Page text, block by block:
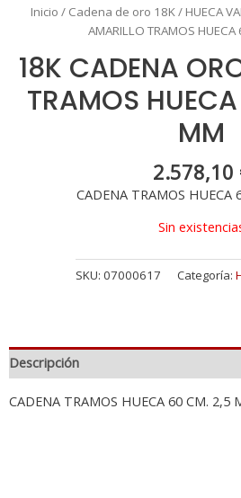
Inicio / Cadena de oro 18K/ HUECA
AMARILLO TRAMOS
18K CADENA
TRAMOS
MM
2.578,10
CADENA TRAMOS HUECA
Sin
SKU: 07000617 Categoría:
Descripción
CADENA TRAMOS HUECA 60 CM. 2,5